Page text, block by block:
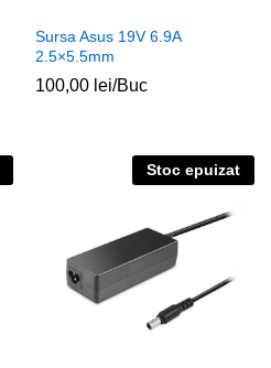
Sursa Asus 19V 6.9A
2.5×5.5mm
100,00 lei/Buc
Stoc epuizat